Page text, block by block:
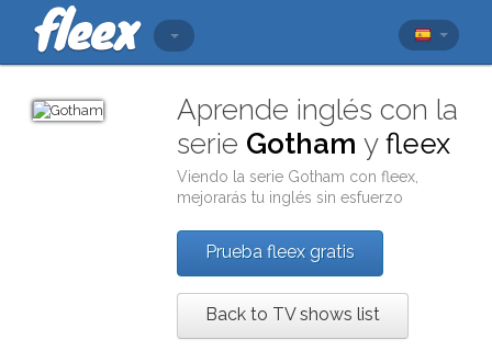
Aprende inglés con la
serie Gotham yfleex
Viendo la serie Gotham confleex
mejorarás tu inglés sin esfuerzo
Prueba fleex gratis
Back to TV shows list